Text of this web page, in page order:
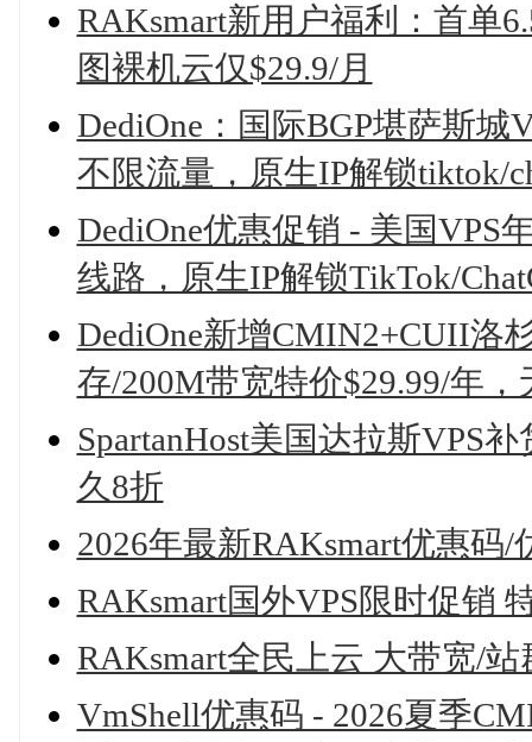
RAKsmart新用户福利：首单
图裸机云仅$29.9/月
DediOne：国际BGP堪萨斯城
不限流量，原生IP解锁tiktok/
DediOne优惠促销 - 美国VPS
线路，原生IP解锁TikTok/
DediOne新增CMIN2+CUII洛
存/200M带宽特价$29.99/年，
SpartanHost美国达拉斯VPS
久8折
2026年最新RAKsmart优惠码/
RAKsmart国外VPS限时促销
RAKsmart全民上云 大带宽/
VmShell优惠码 - 2026夏季